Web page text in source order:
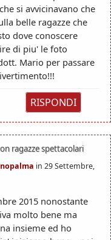
si avvicinavano che
belle ragazze che
dove conoscere
di piu' le foto
Mario per passare
RISPONDI
ragazze spettacolari
in 29 Settembre,
2015 nonostante
molto bene ma
insieme ed ho